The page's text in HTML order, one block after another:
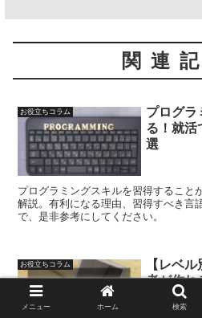
関連
お役立ちコラム
プログラ
る！就活
選
プログラミングスキルを習得すること
解説。有利になる理由、習得すべき言
で、是非参考にしてください。
お役立ちコラム
【レベ
者が作れ
体例と
メニュー ホーム 検索